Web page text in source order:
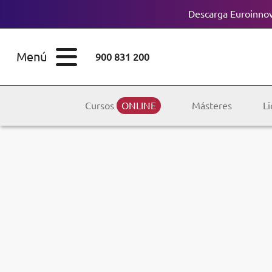
Descarga
Menú 900 831 200
ESTUDIOS
Licenciaturas
Doctorados
Cursos ONLINE Másteres